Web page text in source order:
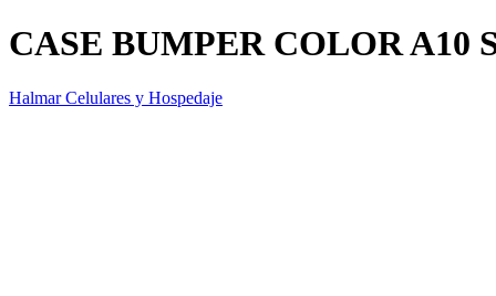
CASE BUMPER COLOR A10
Halmar Celulares y Hospedaje